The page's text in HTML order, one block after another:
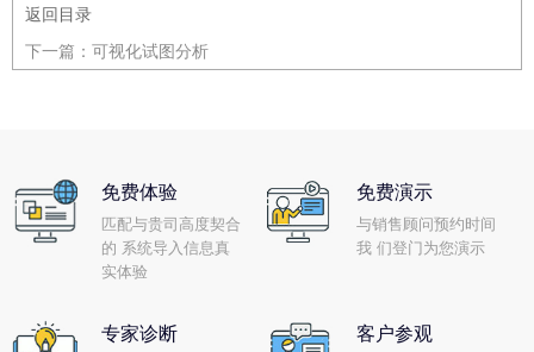
返回目录
下一篇： 可视化试图分析
免费体验
匹配与贵司高度契合
的 系统导入信息真
实体验
免费演示
与销售顾问预约时间
我 们登门为您演示
专家诊断 客户参观